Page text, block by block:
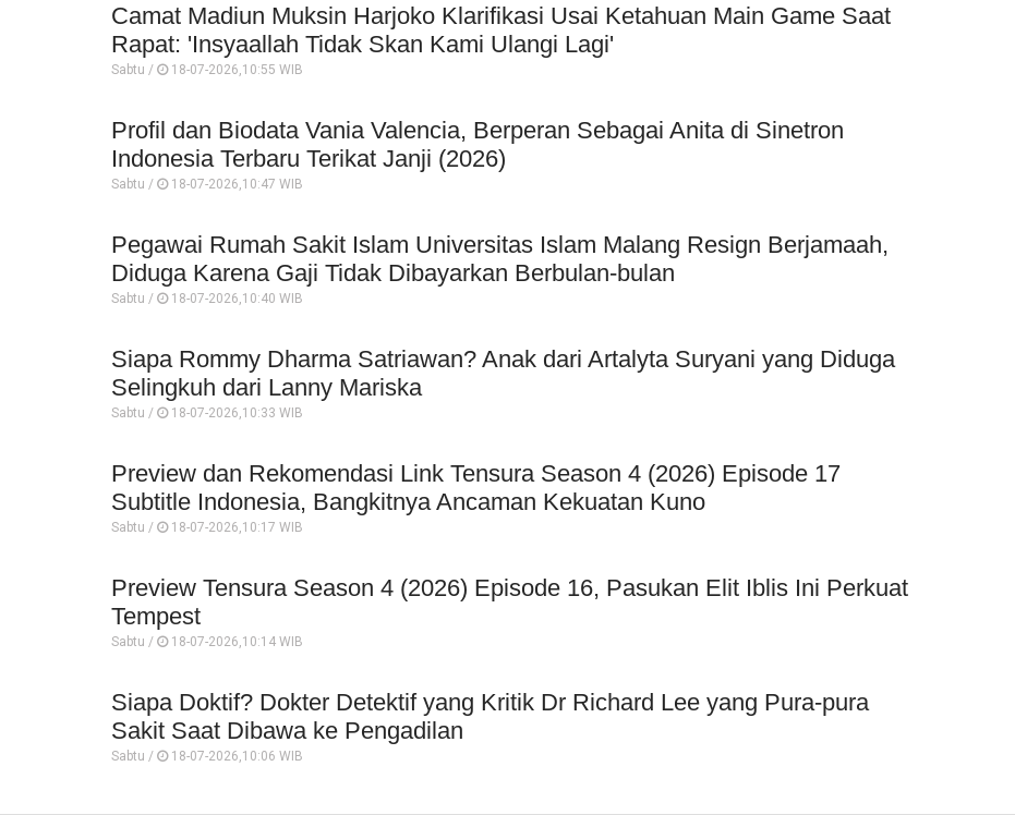
Camat Madiun Muksin Harjoko Klarifikasi Usai Ketahuan Main Game Saat
Rapat: 'Insyaallah Tidak Skan Kami Ulangi Lagi'
Sabtu / 18-07-2026,10:55 WIB
Profil dan Biodata Vania Valencia, Berperan Sebagai Anita di Sinetron
Indonesia Terbaru Terikat Janji (2026)
Sabtu / 18-07-2026,10:47 WIB
Pegawai Rumah Sakit Islam Universitas Islam Malang Resign Berjamaah,
Diduga Karena Gaji Tidak Dibayarkan Berbulan-bulan
Sabtu / 18-07-2026,10:40 WIB
Siapa Rommy Dharma Satriawan? Anak dari Artalyta Suryani yang Diduga
Selingkuh dari Lanny Mariska
Sabtu / 18-07-2026,10:33 WIB
Preview dan Rekomendasi Link Tensura Season 4 (2026) Episode 17
Subtitle Indonesia, Bangkitnya Ancaman Kekuatan Kuno
Sabtu / 18-07-2026,10:17 WIB
Preview Tensura Season 4 (2026) Episode 16, Pasukan Elit Iblis Ini Perkuat
Tempest
Sabtu / 18-07-2026,10:14 WIB
Siapa Doktif? Dokter Detektif yang Kritik Dr Richard Lee yang Pura-pura
Sakit Saat Dibawa ke Pengadilan
Sabtu / 18-07-2026,10:06 WIB